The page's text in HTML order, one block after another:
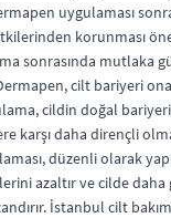
uygulaması
korunması
sonrasında mutlaka
cilt bariyeri
cildin doğal
karşı daha dirençli
düzenli olarak
azaltır ve cilde daha
İstanbul cilt